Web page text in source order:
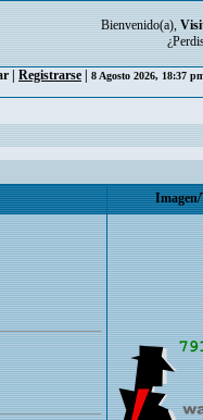
Bienvenido(a),
Registrarse 8 Agosto 2026, 18:37
Imagen/